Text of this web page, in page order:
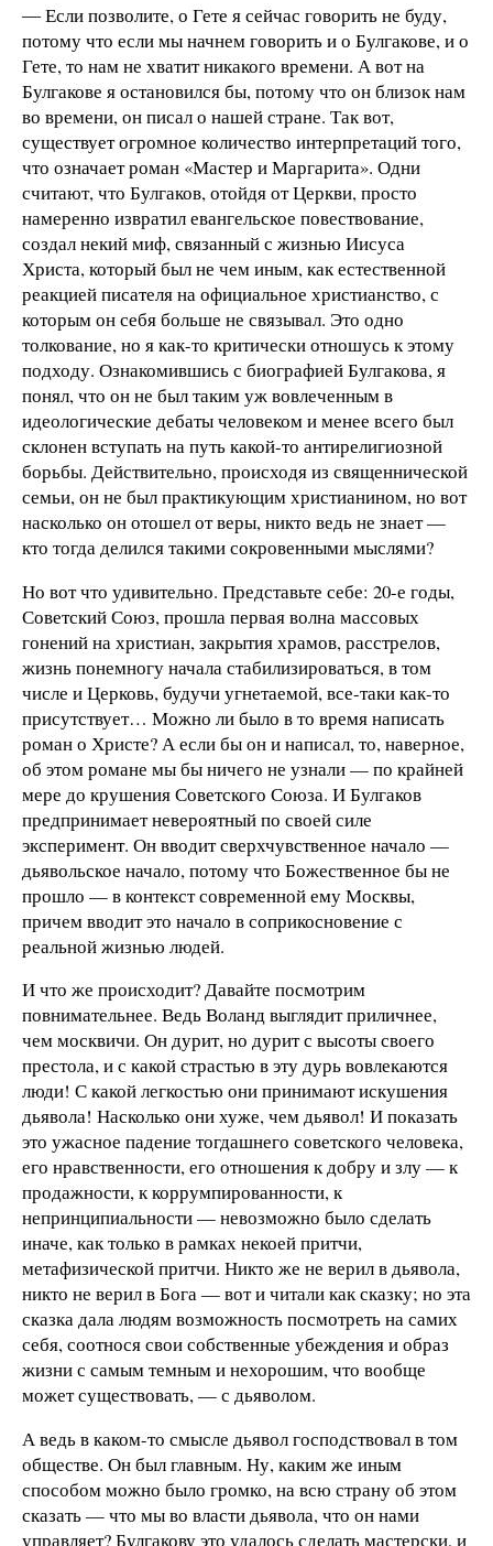
― Если позволите, о Гете я сейчас говорить не буду,
потому что если мы начнем говорить и о Булгакове, и о
Гете, то нам не хватит никакого времени. А вот на
Булгакове я остановился бы, потому что он близок нам
во времени, он писал о нашей стране. Так вот,
существует огромное количество интерпретаций того,
что означает роман «Мастер и Маргарита». Одни
считают, что Булгаков, отойдя от Церкви, просто
намеренно извратил евангельское повествование,
создал некий миф, связанный с жизнью Иисуса
Христа, который был не чем иным, как естественной
реакцией писателя на официальное христианство, с
которым он себя больше не связывал. Это одно
толкование, но я как-то критически отношусь к этому
подходу. Ознакомившись с биографией Булгакова, я
понял, что он не был таким уж вовлеченным в
идеологические дебаты человеком и менее всего был
склонен вступать на путь какой-то антирелигиозной
борьбы. Действительно, происходя из священнической
семьи, он не был практикующим христианином, но вот
насколько он отошел от веры, никто ведь не знает —
кто тогда делился такими сокровенными мыслями?
Но вот что удивительно. Представьте себе: 20-е годы,
Советский Союз, прошла первая волна массовых
гонений на христиан, закрытия храмов, расстрелов,
жизнь понемногу начала стабилизироваться, в том
числе и Церковь, будучи угнетаемой, все-таки как-то
присутствует… Можно ли было в то время написать
роман о Христе? А если бы он и написал, то, наверное,
об этом романе мы бы ничего не узнали — по крайней
мере до крушения Советского Союза. И Булгаков
предпринимает невероятный по своей силе
эксперимент. Он вводит сверхчувственное начало —
дьявольское начало, потому что Божественное бы не
прошло — в контекст современной ему Москвы,
причем вводит это начало в соприкосновение с
реальной жизнью людей.
И что же происходит? Давайте посмотрим
повнимательнее. Ведь Воланд выглядит приличнее,
чем москвичи. Он дурит, но дурит с высоты своего
престола, и с какой страстью в эту дурь вовлекаются
люди! С какой легкостью они принимают искушения
дьявола! Насколько они хуже, чем дьявол! И показать
это ужасное падение тогдашнего советского человека,
его нравственности, его отношения к добру и злу — к
продажности, к коррумпированности, к
непринципиальности — невозможно было сделать
иначе, как только в рамках некоей притчи,
метафизической притчи. Никто же не верил в дьявола,
никто не верил в Бога — вот и читали как сказку; но эта
сказка дала людям возможность посмотреть на самих
себя, соотнося свои собственные убеждения и образ
жизни с самым темным и нехорошим, что вообще
может существовать, — с дьяволом.
А ведь в каком-то смысле дьявол господствовал в том
обществе. Он был главным. Ну, каким же иным
способом можно было громко, на всю страну об этом
сказать — что мы во власти дьявола, что он нами
управляет? Булгакову это удалось сделать мастерски, и